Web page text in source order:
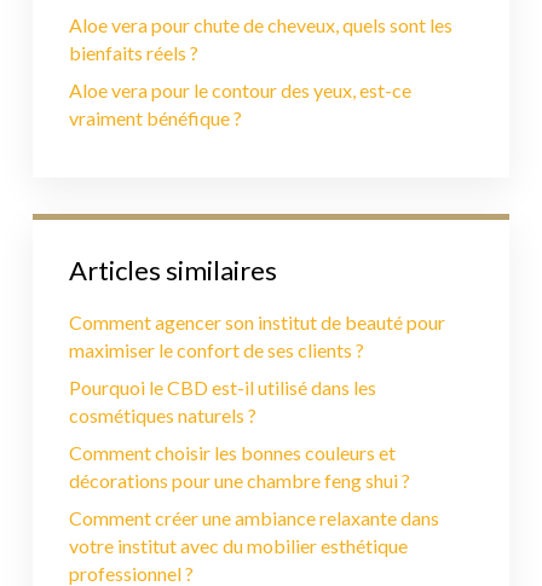
Aloe vera pour chute de cheveux, quels sont les
bienfaits réels ?
Aloe vera pour le contour des yeux, est-ce
vraiment bénéfique ?
Articles similaires
Comment agencer son institut de beauté pour
maximiser le confort de ses clients ?
Pourquoi le CBD est-il utilisé dans les
cosmétiques naturels ?
Comment choisir les bonnes couleurs et
décorations pour une chambre feng shui ?
Comment créer une ambiance relaxante dans
votre institut avec du mobilier esthétique
professionnel ?